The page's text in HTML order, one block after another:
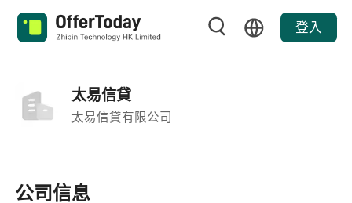
登入
太易信貸
太易信貸有限公司
公司信息